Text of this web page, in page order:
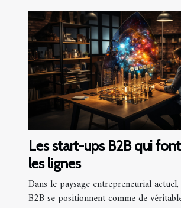
Les start-ups B2B qui
les lignes
Dans le paysage entrepreneurial
B2B se positionnent comme de